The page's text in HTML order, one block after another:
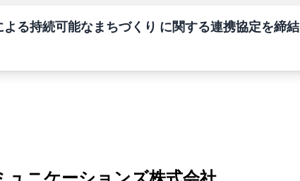
る持続可能なまちづくり に関する連携協定を締結